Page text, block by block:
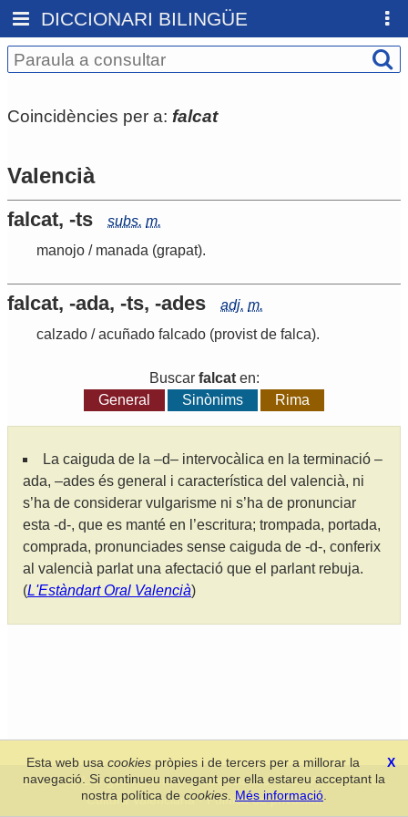
DICCIONARI BILINGÜE
Coincidències per a: falcat
Valencià
falcat, -ts subs. m.
manojo / manada (grapat).
falcat, -ada, -ts, -ades adj. m.
calzado / acuñado falcado (provist de falca).
Buscar falcaten:
General
Sinònims Rima
La caiguda de la –d– intervocàlica en la terminació –
ada, –ades és general i característica del valencià, ni
s’ha de considerar vulgarisme ni s’ha de pronunciar
esta -d-, que es manté en l’escritura; trompada, portada,
comprada, pronunciades sense caiguda de -d-, conferix
al valencià parlat una afectació que el parlant rebuja.
(L'Estàndart Oral Valencià)
Secció de Llengua i Lliteratura Valencianes-Real Acadèmia de
Cultura Valenciana-Política de privacitat
X
Esta web usacookies pròpies i de tercers per a millorar la
navegació. Si continueu navegant per ella estareu acceptant la
nostra política de cookies Més informació